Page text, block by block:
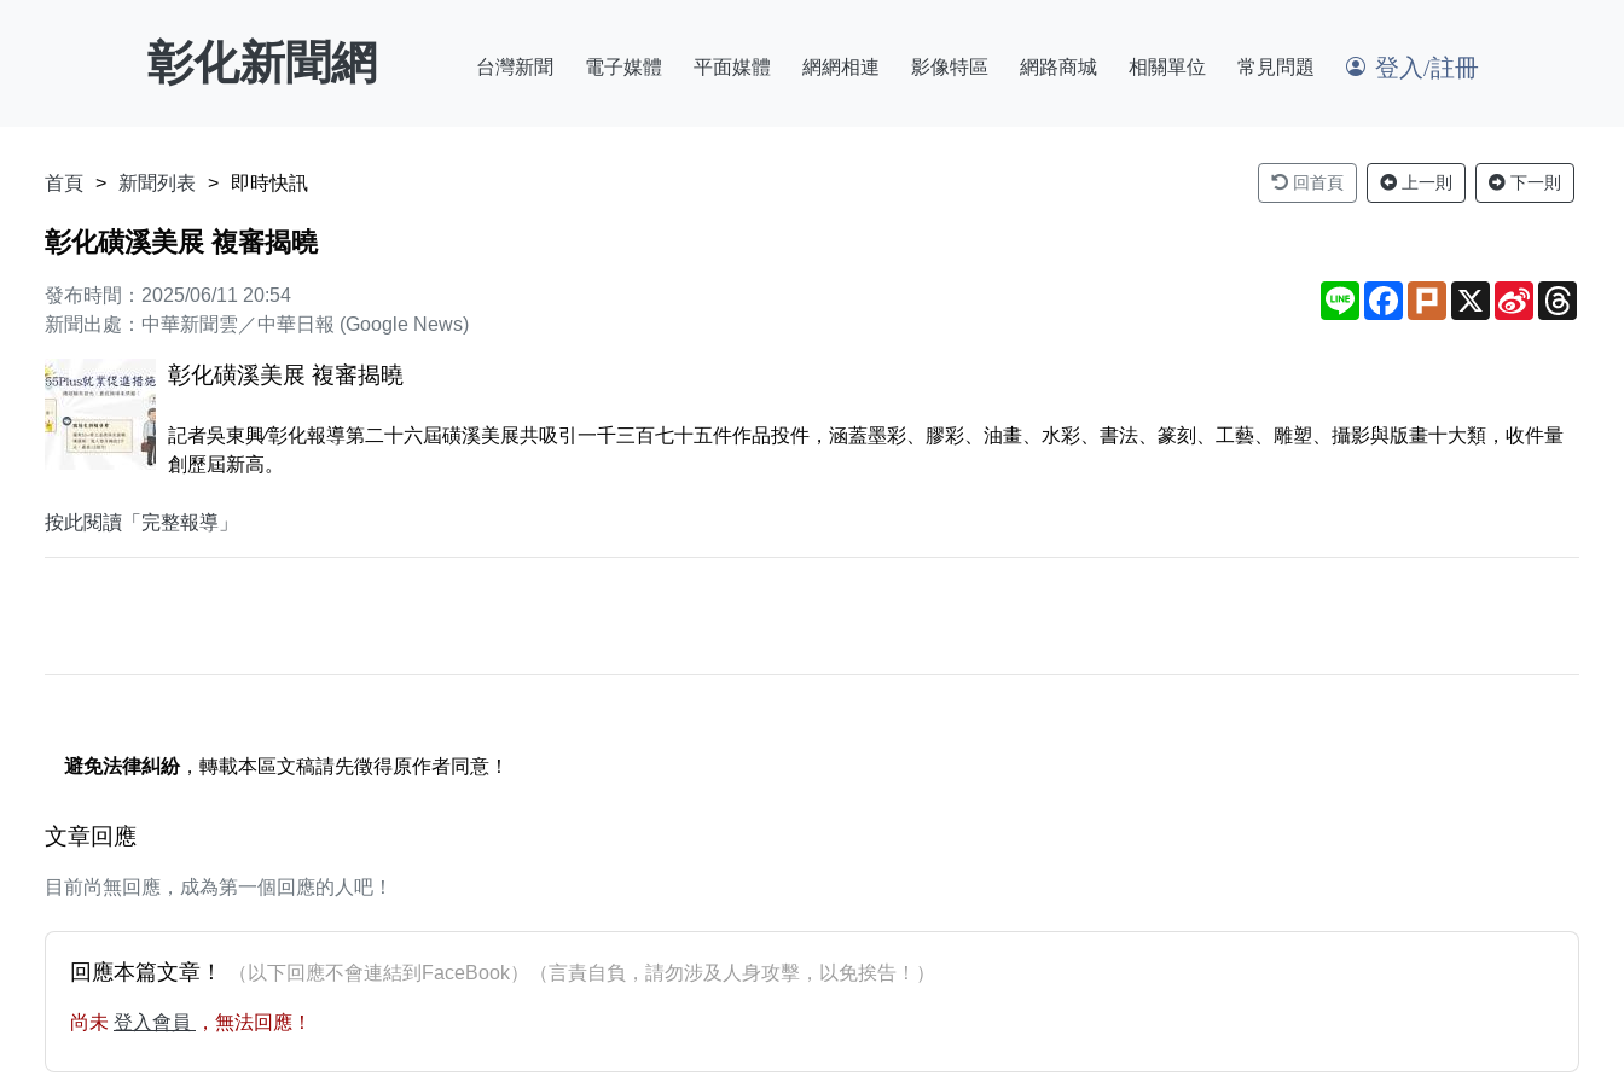
彰化新聞網 台灣新聞 電子媒體 平面媒體 網網相連 影像特區 網路商城 相關單位 常見問題 登入/註冊
首頁 新聞列表 即時快訊 回首頁 上一則 下一則
彰化磺溪美展 複審揭曉
發布時間：2025/06/11 20:54
新聞出處：中華新聞雲／中華日報 (Google News)
Line Facebook
Plurk X
Sina
Weibo
彰化磺溪美展 複審揭曉
記者吳東興∕彰化報導第二十六屆磺溪美展共吸引一千三百七十五件作品投件，涵蓋墨彩、膠彩、油畫、水彩、書法、篆刻、工藝、雕塑、攝影與版畫十大類，收件量
創歷屆新高。
按此閱讀「完整報導」
避免法律糾紛，轉載本區文稿請先徵得原作者同意！
文章回應
目前尚無回應，成為第一個回應的人吧！
回應本篇文章！ （以下回應不會連結到FaceBook）（言責自負，請勿涉及人身攻擊，以免挨告！）
尚未 登入會員 ，無法回應！